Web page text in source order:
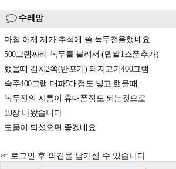
수레맘
마침 어제 제가 추석에 쓸 녹두전을했네요
500그램짜리 녹두를 불려서 (멥쌀1스푼추가)
했을때 김치2쪽(반포기) 돼지고기400그램
숙주400그램 대파5대정도 넣고 했을때
녹두전의 지름이 휴대폰정도 되는것으로
19장 나왔습니다
도움이 되셨으면 좋겠네요
☞ 로그인 후 의견을 남기실 수 있습니다